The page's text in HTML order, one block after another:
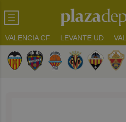
VALENCIA CF LEVANTE UD